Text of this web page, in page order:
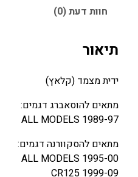
מ
צ
ד
(
ק
א
ץ
)
חוות דעת (0)
תיאור
ידית מצמד (קלאץ)
מתאים להוסאברג דגמים:
ALL MODELS 1989-97
מתאים להסקוורנה דגמים:
ALL MODELS 1995-00
CR125 1999-09